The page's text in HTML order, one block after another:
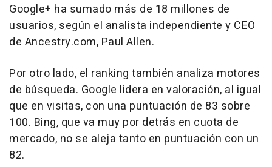
Google+ ha sumado más de 18 millones de
usuarios, según el analista independiente y CEO
de Ancestry.com, Paul Allen.
Por otro lado, el ranking también analiza motores
de búsqueda. Google lidera en valoración, al igual
que en visitas, con una puntuación de 83 sobre
100. Bing, que va muy por detrás en cuota de
mercado, no se aleja tanto en puntuación con un
82.